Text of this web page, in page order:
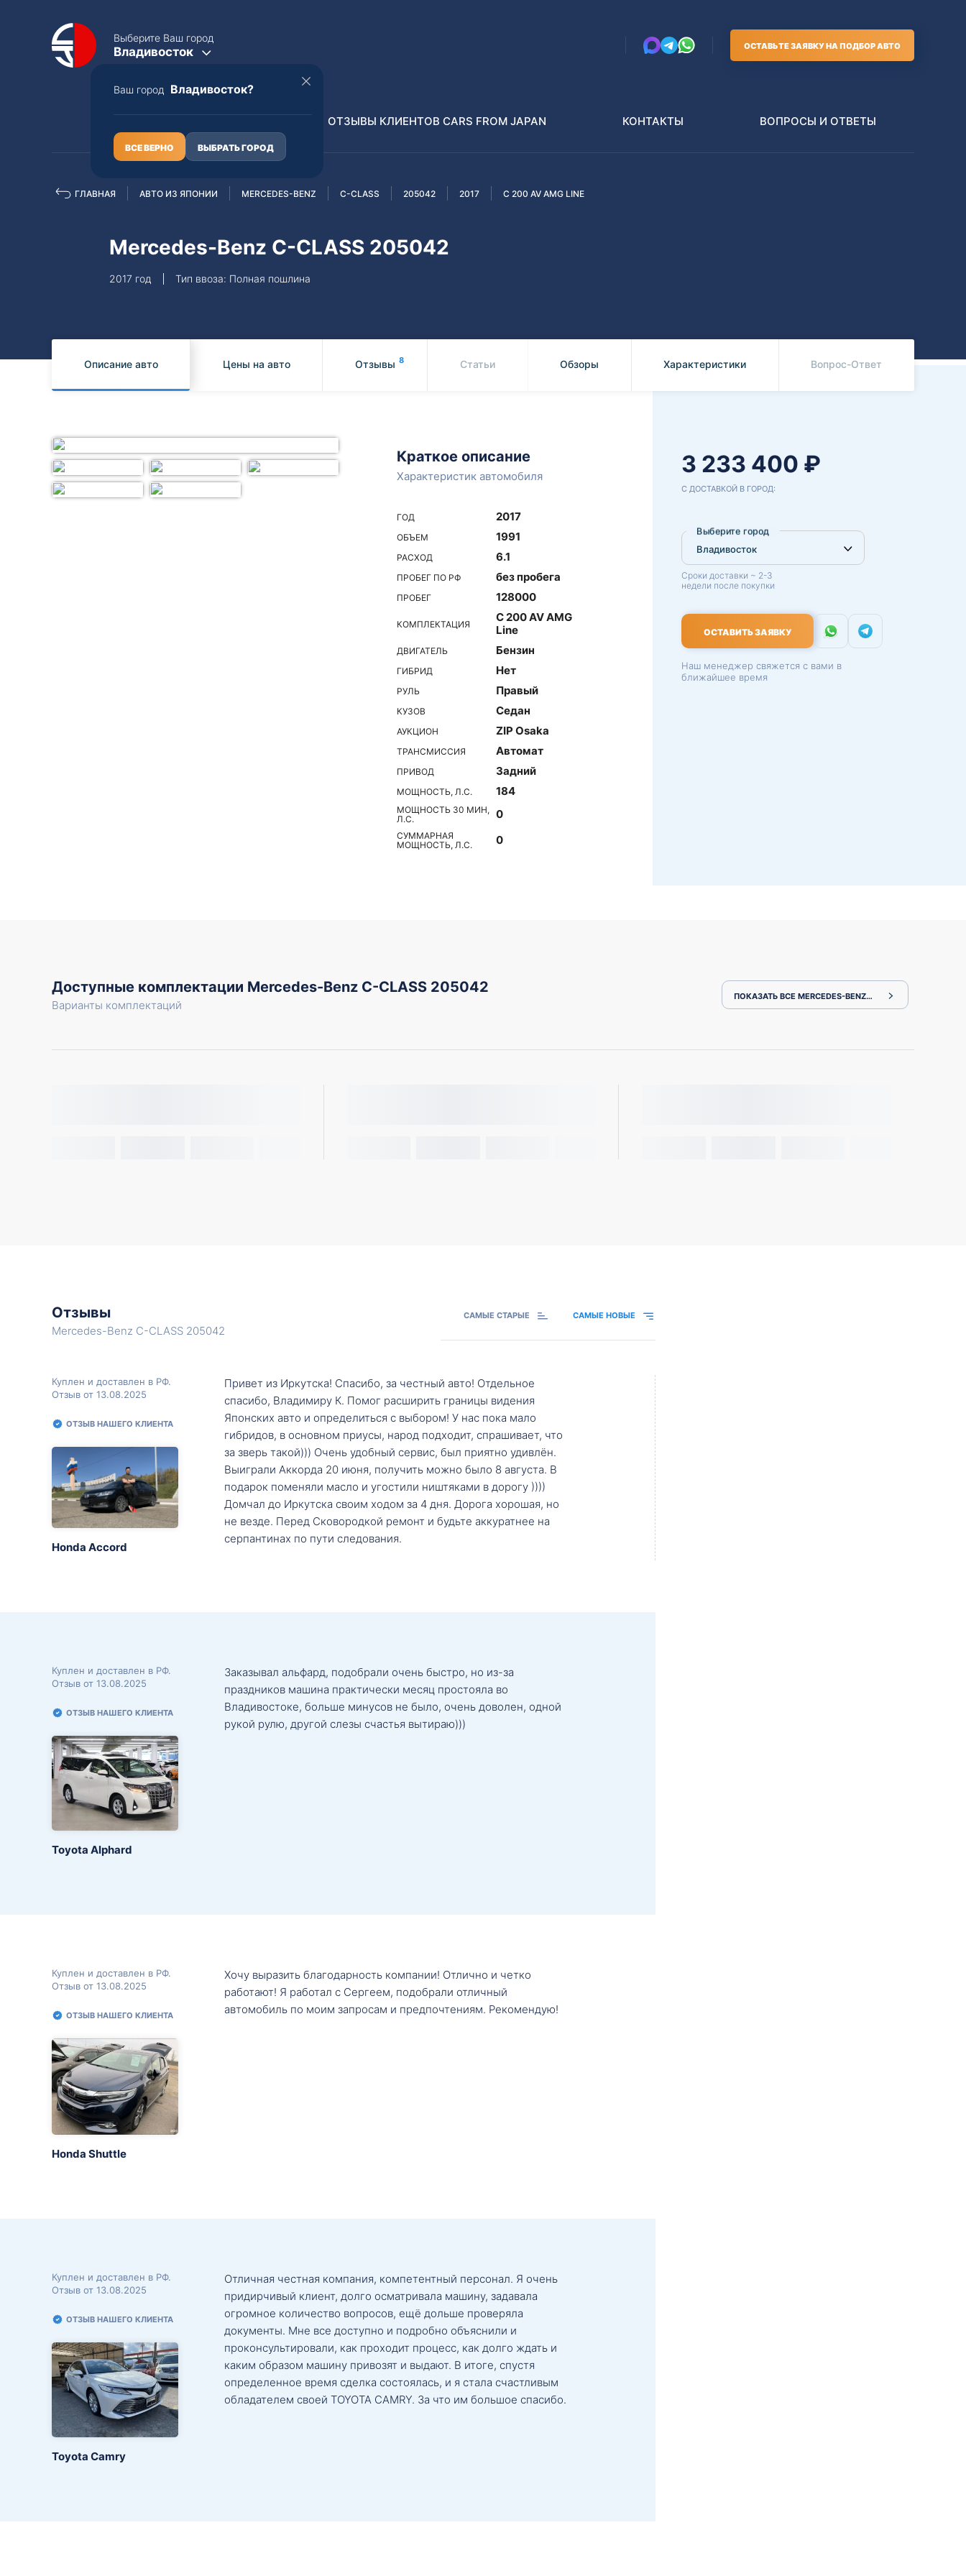
Выберите Ваш город
Владивосток
Ваш город Владивосток?
ВСЕ ВЕРНО ВЫБРАТЬ ГОРОД
ОСТАВЬТЕ ЗАЯВКУ НА ПОДБОР АВТО
Полная пошлина
Subaru
Распилы и конструкторы
ОТЗЫВЫ КЛИЕНТОВ CARS FROM JAPAN КОНТАКТЫ ВОПРОСЫ И ОТВЕТЫ
ГЛАВНАЯ АВТО ИЗ ЯПОНИИ MERCEDES-BENZ C-CLASS 205042 2017 C 200 AV AMG LINE
Mercedes-Benz C-CLASS 205042
2017 год Тип ввоза: Полная пошлина
Описание авто Цены на авто Отзывы 8 Статьи Обзоры Характеристики Вопрос-Ответ
Краткое описание
Характеристик автомобиля
ГОД 2017
ОБЪЕМ 1991
РАСХОД 6.1
ПРОБЕГ ПО РФ без пробега
ПРОБЕГ 128000
КОМПЛЕКТАЦИЯ
C 200 AV AMG
Line
ДВИГАТЕЛЬ Бензин
ГИБРИД Нет
РУЛЬ Правый
КУЗОВ Седан
АУКЦИОН ZIP Osaka
ТРАНСМИССИЯ Автомат
ПРИВОД Задний
МОЩНОСТЬ, Л.С. 184
МОЩНОСТЬ 30 МИН,
Л.С.
0
СУММАРНАЯ
МОЩНОСТЬ, Л.С.
0
3 233 400 ₽
С ДОСТАВКОЙ В ГОРОД:
Выберите город
Сроки доставки ~ 2-3
недели после покупки
ОСТАВИТЬ ЗАЯВКУ
Наш менеджер свяжется с вами в
ближайшее время
Доступные комплектации Mercedes-Benz C-CLASS 205042
Варианты комплектаций
ПОКАЗАТЬ ВСЕ MERCEDES-BENZ C-CLASS 205042
Отзывы
Mercedes-Benz C-CLASS 205042
САМЫЕ СТАРЫЕ САМЫЕ НОВЫЕ
Куплен и доставлен в РФ.
Отзыв от 13.08.2025
ОТЗЫВ НАШЕГО КЛИЕНТА
Honda Accord
Привет из Иркутска! Спасибо, за честный авто! Отдельное
спасибо, Владимиру К. Помог расширить границы видения
Японских авто и определиться с выбором! У нас пока мало
гибридов, в основном приусы, народ подходит, спрашивает, что
за зверь такой))) Очень удобный сервис, был приятно удивлён.
Выиграли Аккорда 20 июня, получить можно было 8 августа. В
подарок поменяли масло и угостили ништяками в дорогу ))))
Домчал до Иркутска своим ходом за 4 дня. Дорога хорошая, но
не везде. Перед Сковородкой ремонт и будьте аккуратнее на
серпантинах по пути следования.
Куплен и доставлен в РФ.
Отзыв от 13.08.2025
ОТЗЫВ НАШЕГО КЛИЕНТА
Toyota Alphard
Заказывал альфард, подобрали очень быстро, но из-за
праздников машина практически месяц простояла во
Владивостоке, больше минусов не было, очень доволен, одной
рукой рулю, другой слезы счастья вытираю)))
Куплен и доставлен в РФ.
Отзыв от 13.08.2025
ОТЗЫВ НАШЕГО КЛИЕНТА
Honda Shuttle
Хочу выразить благодарность компании! Отлично и четко
работают! Я работал с Сергеем, подобрали отличный
автомобиль по моим запросам и предпочтениям. Рекомендую!
Куплен и доставлен в РФ.
Отзыв от 13.08.2025
ОТЗЫВ НАШЕГО КЛИЕНТА
Toyota Camry
Отличная честная компания, компетентный персонал. Я очень
придирчивый клиент, долго осматривала машину, задавала
огромное количество вопросов, ещё дольше проверяла
документы. Мне все доступно и подробно объяснили и
проконсультировали, как проходит процесс, как долго ждать и
каким образом машину привозят и выдают. В итоге, спустя
определенное время сделка состоялась, и я стала счастливым
обладателем своей TOYOTA CAMRY. За что им большое спасибо.